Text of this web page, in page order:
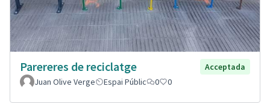
Parereres de reciclatge
Acceptada
Juan Olive Verge
Espai Públic 0 0